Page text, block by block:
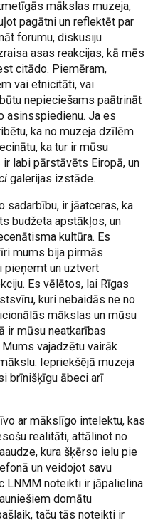
mākslas muzeja,
pagātni un reflektēt par
forumu, diskusiju
asas reakcijas, kā mēs
citādo. Piemēram,
vai etnicitāti, vai
nepieciešams paātrināt
asinsspiedienu. Ja es
ka no muzeja dzīlēm
ka tur ir mūsu
labi pārstāvēts Eiropā, un
galerijas izstāde.
sadarbību, ir jāatceras, ka
budžeta apstākļos, un
kultūra. Es
mums bija pirmās
pieņemt un uztvert
Es vēlētos, lai Rīgas
kuri nebaidās ne no
mākslas un mūsu
ir mūsu neatkarības
vajadzētu vairāk
Iepriekšējā muzeja
brīnišķīgu ābeci arī
ar mākslīgo intelektu, kas
realitāti, attālinot no
kura šķērso ielu pie
un veidojot savu
LNMM noteikti ir jāpalielina
domātu
taču tās noteikti ir